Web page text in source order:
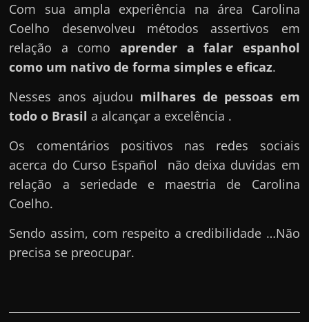
Com sua ampla experiência na área Carolina
Coelho desenvolveu métodos assertivos em
relação a como aprender a falar espanhol
como um nativo de forma simples e eficaz.
Nesses anos ajudou milhares de pessoas em
todo o Brasil a alcançar a excelência .
Os comentários positivos nas redes sociais
acerca do Curso Español não deixa duvidas em
relação a seriedade e maestria de Carolina
Coelho.
Sendo assim, com respeito a credibilidade …Não
precisa se preocupar.